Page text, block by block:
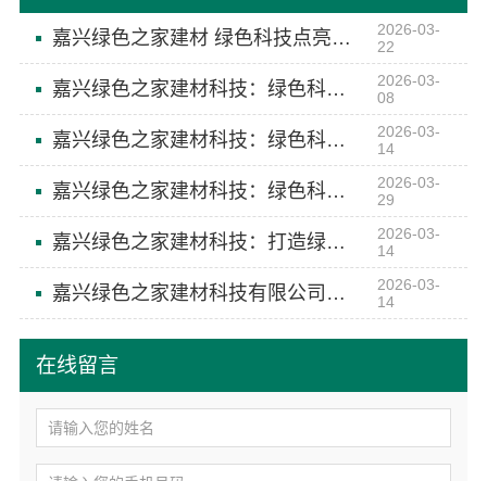
在线留言
嘉兴绿色之家建材 绿色科技点亮生活美学
2026-03-
22
嘉兴绿色之家建材科技：绿色科技引领空间美学
2026-03-
08
嘉兴绿色之家建材科技：绿色科技定制高端生活空间
2026-03-
14
嘉兴绿色之家建材科技：绿色科技引领 空间美学再升级
2026-03-
29
嘉兴绿色之家建材科技：打造绿色空间美学典范
2026-03-
14
嘉兴绿色之家建材科技有限公司：绿色科技赋能空间定制新高度
2026-03-
14